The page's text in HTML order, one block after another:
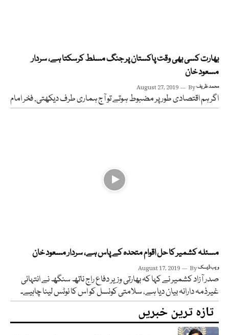
بھارت کسی بھی وقت پاکستان پر جنگ مسلط کرسکتا ہے، سردار
مسعود خان
August 27, 2019 Byمحمد ظریف
اگر ہم اقتصادی طور پر مضبوط ہوتے تو آج ہماری طرف دیکھتی, فخر امام
مسئلہ کشمیر کا حل اقوام متحدہ کے پاس ہے، سردار مسعود خان
August 17, 2019 Byویب ڈیسک
صدر آزاد کشمیر نے کہا کہ بھارتی وزیر دفاع راج ناتھ سنگھ نے انتہائی
غیرذمہ دارانہ بیان دیا ہے، سلامتی کونسل کو اس کا نوٹس لینا چاہیے۔
تازہ ترین خبریں